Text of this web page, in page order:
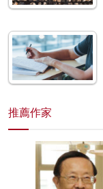
推薦作家